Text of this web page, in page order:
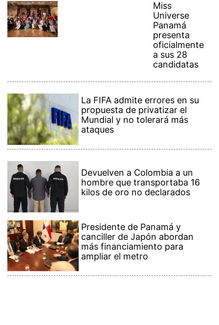
Miss
Universe
Panamá
presenta
oficialmente
a sus 28
candidatas
La FIFA admite errores en su
propuesta de privatizar el
Mundial y no tolerará más
ataques
Devuelven a Colombia a un
hombre que transportaba 16
kilos de oro no declarados
Presidente de Panamá y
canciller de Japón abordan
más financiamiento para
ampliar el metro